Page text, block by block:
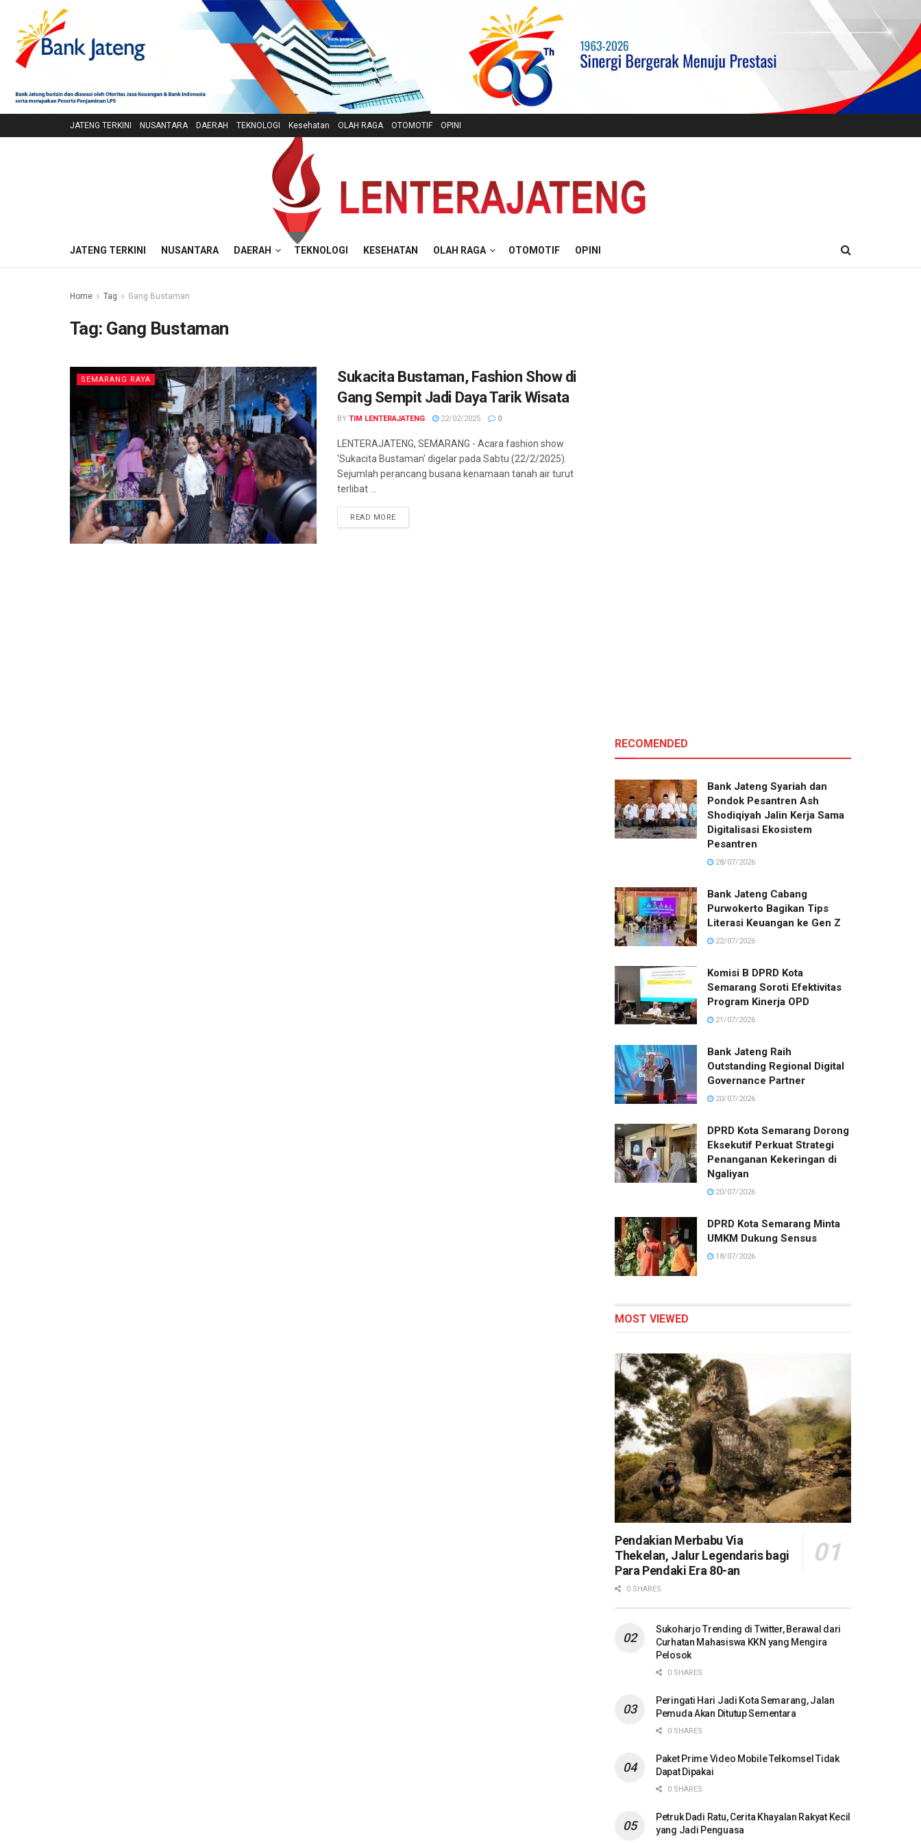
JATENG TERKINI NUSANTARA DAERAH TEKNOLOGI Kesehatan OLAH RAGA OTOMOTIF OPINI
JATENG TERKINI NUSANTARA DAERAH TEKNOLOGI KESEHATAN OLAH RAGA OTOMOTIF OPINI
Home Tag Gang Bustaman
Tag: Gang Bustaman
SEMARANG RAYA
Sukacita Bustaman, Fashion Show di
Gang Sempit Jadi Daya Tarik Wisata
BY TIM LENTERAJATENG 22/02/2025 0
LENTERAJATENG, SEMARANG - Acara fashion show
'Sukacita Bustaman' digelar pada Sabtu (22/2/2025).
Sejumlah perancang busana kenamaan tanah air turut
terlibat ...
READ MOREDETAILS
RECOMENDED
Bank Jateng Syariah dan
Pondok Pesantren Ash
Shodiqiyah Jalin Kerja Sama
Digitalisasi Ekosistem
Pesantren
28/07/2026
Bank Jateng Cabang
Purwokerto Bagikan Tips
Literasi Keuangan ke Gen Z
22/07/2026
Komisi B DPRD Kota
Semarang Soroti Efektivitas
Program Kinerja OPD
21/07/2026
Bank Jateng Raih
Outstanding Regional Digital
Governance Partner
20/07/2026
DPRD Kota Semarang Dorong
Eksekutif Perkuat Strategi
Penanganan Kekeringan di
Ngaliyan
20/07/2026
DPRD Kota Semarang Minta
UMKM Dukung Sensus
18/07/2026
MOST VIEWED
Pendakian Merbabu Via
Thekelan, Jalur Legendaris bagi
Para Pendaki Era 80-an
0 SHARES
Sukoharjo Trending di Twitter, Berawal dari
Curhatan Mahasiswa KKN yang Mengira
Pelosok
0 SHARES
Peringati Hari Jadi Kota Semarang, Jalan
Pemuda Akan Ditutup Sementara
0 SHARES
Paket Prime Video Mobile Telkomsel Tidak
Dapat Dipakai
0 SHARES
Petruk Dadi Ratu, Cerita Khayalan Rakyat Kecil
yang Jadi Penguasa